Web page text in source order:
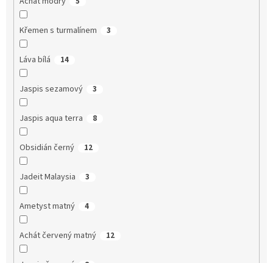
Křemen s turmalínem 3
Láva bílá 14
Jaspis sezamový 3
Jaspis aqua terra 8
Obsidián černý 12
Jadeit Malaysia 3
Ametyst matný 4
Achát červený matný 12